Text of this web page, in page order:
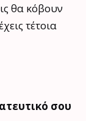
θα κόβουν
τέτοια
σου